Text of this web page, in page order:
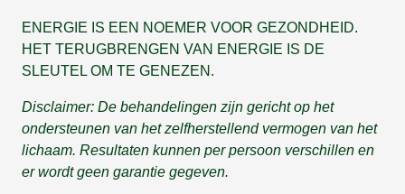
ENERGIE IS EEN NOEMER VOOR GEZONDHEID.
HET TERUGBRENGEN VAN ENERGIE IS DE
SLEUTEL OM TE GENEZEN.
Disclaimer: De behandelingen zijn gericht op het
ondersteunen van het zelfherstellend vermogen van het
lichaam. Resultaten kunnen per persoon verschillen en
er wordt geen garantie gegeven.